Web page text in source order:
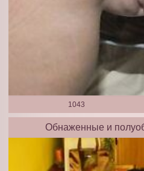
1043
Обнаженные и